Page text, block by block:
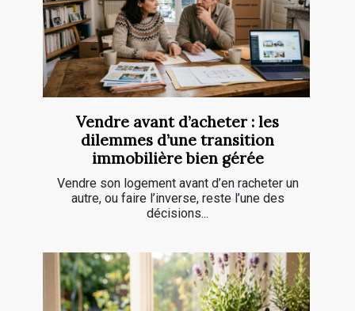
Vendre avant d’acheter : les
dilemmes d’une transition
immobilière bien gérée
Vendre son logement avant d’en racheter un
autre, ou faire l’inverse, reste l’une des
décisions...